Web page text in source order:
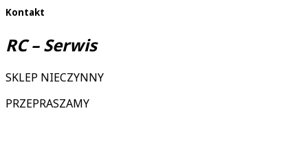
Kontakt
RC – Serwis
SKLEP NIECZYNNY
PRZEPRASZAMY